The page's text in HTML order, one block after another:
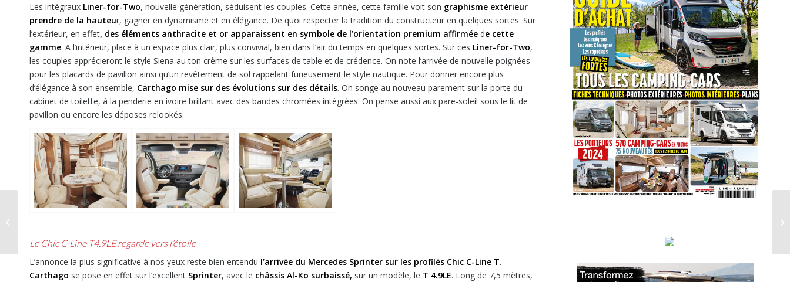
Les intégraux Liner-for-Two, nouvelle génération, séduisent les couples. Cette année, cette famille voit son graphisme extérieur
prendre de la hauteur, gagner en dynamisme et en élégance. De quoi respecter la tradition du constructeur en quelques sortes. Sur
l’extérieur, en effet, des éléments anthracite et or apparaissent en symbole de l’orientation premium affirmée de cette
gamme. A l’intérieur, place à un espace plus clair, plus convivial, bien dans l’air du temps en quelques sortes. Sur ces Liner-for-Two,
les couples apprécieront le style Siena au ton crème sur les surfaces de table et de crédence. On note l’arrivée de nouvelle poignées
pour les placards de pavillon ainsi qu’un revêtement de sol rappelant furieusement le style nautique. Pour donner encore plus
d’élégance à son ensemble, Carthago mise sur des évolutions sur des détails. On songe au nouveau parement sur la porte du
cabinet de toilette, à la penderie en ivoire brillant avec des bandes chromées intégrées. On pense aussi aux pare-soleil sous le lit de
pavillon ou encore les déposes relookés.
Le Chic C-Line T4.9LE regarde vers l’étoile
L’annonce la plus significative à nos yeux reste bien entendu l’arrivée du Mercedes Sprinter sur les profilés Chic C-Line T.
Carthago se pose en effet sur l’excellent Sprinter, avec le châssis Al-Ko surbaissé, sur un modèle, le T 4.9LE. Long de 7,5 mètres,
Nouveauté 2023
Hymer Venture S, le